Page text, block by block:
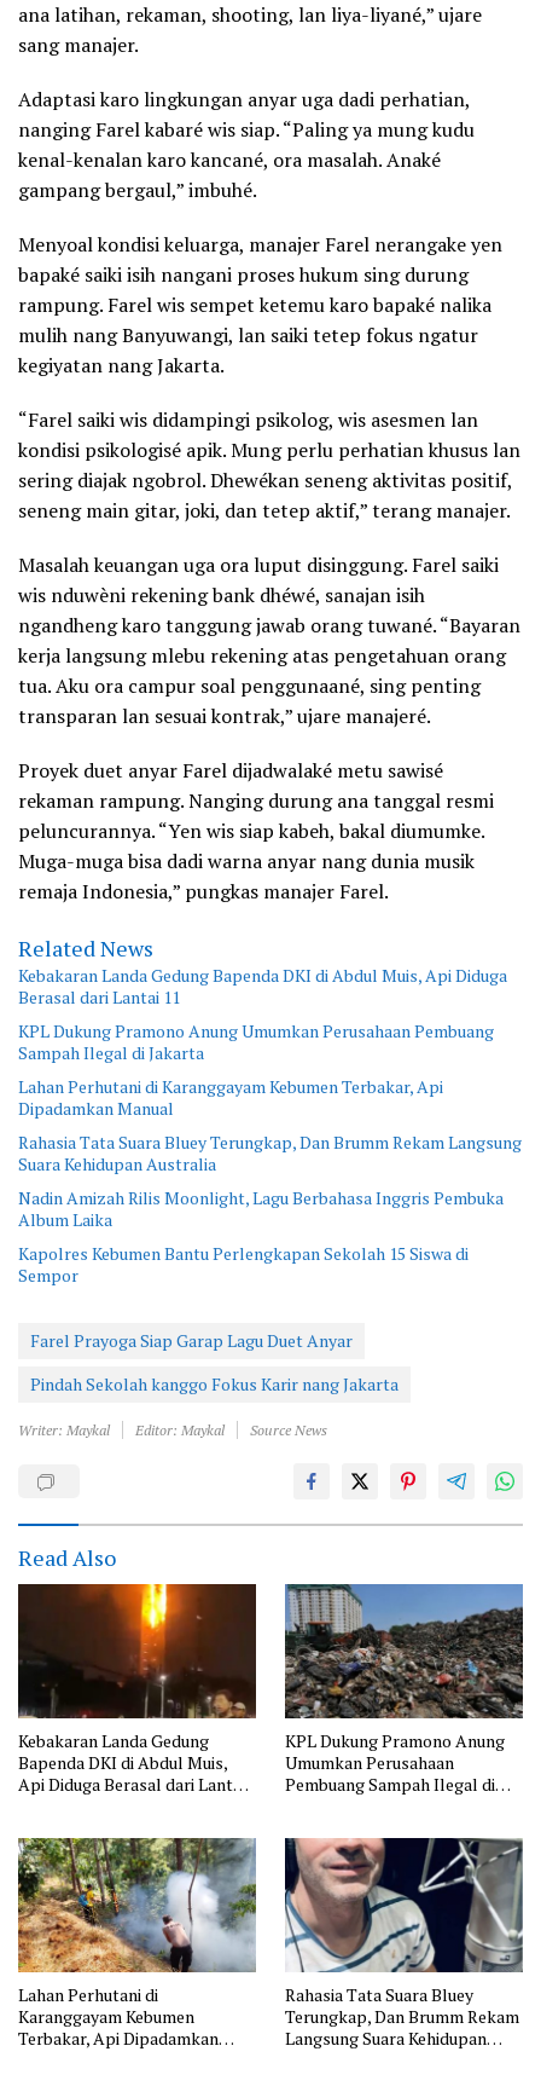
ana latihan, rekaman, shooting, lan liya-liyané,” ujare
sang manajer.
Adaptasi karo lingkungan anyar uga dadi perhatian,
nanging Farel kabaré wis siap. “Paling ya mung kudu
kenal-kenalan karo kancané, ora masalah. Anaké
gampang bergaul,” imbuhé.
Menyoal kondisi keluarga, manajer Farel nerangake yen
bapaké saiki isih nangani proses hukum sing durung
rampung. Farel wis sempet ketemu karo bapaké nalika
mulih nang Banyuwangi, lan saiki tetep fokus ngatur
kegiyatan nang Jakarta.
“Farel saiki wis didampingi psikolog, wis asesmen lan
kondisi psikologisé apik. Mung perlu perhatian khusus lan
sering diajak ngobrol. Dhewékan seneng aktivitas positif,
seneng main gitar, joki, dan tetep aktif,” terang manajer.
Masalah keuangan uga ora luput disinggung. Farel saiki
wis nduwèni rekening bank dhéwé, sanajan isih
ngandheng karo tanggung jawab orang tuwané. “Bayaran
kerja langsung mlebu rekening atas pengetahuan orang
tua. Aku ora campur soal penggunaané, sing penting
transparan lan sesuai kontrak,” ujare manajeré.
Proyek duet anyar Farel dijadwalaké metu sawisé
rekaman rampung. Nanging durung ana tanggal resmi
peluncurannya. “Yen wis siap kabeh, bakal diumumke.
Muga-muga bisa dadi warna anyar nang dunia musik
remaja Indonesia,” pungkas manajer Farel.
Related News
Kebakaran Landa Gedung Bapenda DKI di Abdul Muis, Api Diduga
Berasal dari Lantai 11
KPL Dukung Pramono Anung Umumkan Perusahaan Pembuang
Sampah Ilegal di Jakarta
Lahan Perhutani di Karanggayam Kebumen Terbakar, Api
Dipadamkan Manual
Rahasia Tata Suara Bluey Terungkap, Dan Brumm Rekam Langsung
Suara Kehidupan Australia
Nadin Amizah Rilis Moonlight, Lagu Berbahasa Inggris Pembuka
Album Laika
Kapolres Kebumen Bantu Perlengkapan Sekolah 15 Siswa di
Sempor
Farel Prayoga Siap Garap Lagu Duet Anyar
Pindah Sekolah kanggo Fokus Karir nang Jakarta
Writer: Maykal Editor: Maykal Source News
Read Also
Kebakaran Landa Gedung
Bapenda DKI di Abdul Muis,
Api Diduga Berasal dari Lantai
KPL Dukung Pramono Anung
Umumkan Perusahaan
Pembuang Sampah Ilegal di
Lahan Perhutani di
Karanggayam Kebumen
Terbakar, Api Dipadamkan
Rahasia Tata Suara Bluey
Terungkap, Dan Brumm Rekam
Langsung Suara Kehidupan